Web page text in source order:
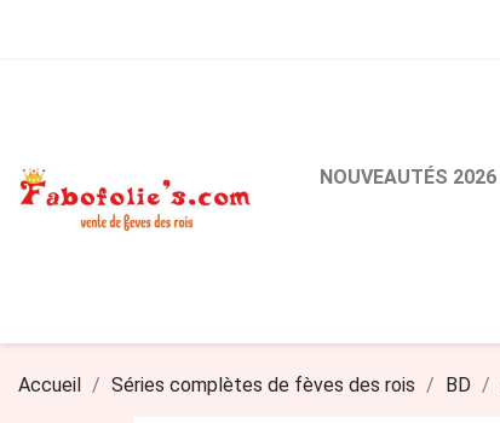
NOUVEAUTÉS 2026
Accueil Séries complètes de fèves des rois BD